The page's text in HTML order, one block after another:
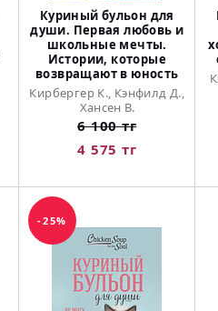
Куриный бульон для
души. Первая любовь и
школьные мечты.
Истории, которые
возвращают в юность
Кирбергер К., Кэнфилд Д.,
Хансен В.
6 100 тг
4 575 тг
-25%